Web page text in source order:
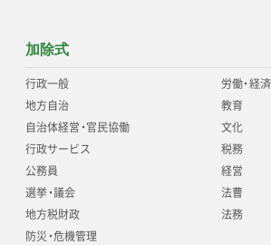
加除式
行政一般
地方自治
自治体経営・官民協働
行政サービス
公務員
選挙・議会
地方税財政
防災・危機管理
労働・経済
教育
文化
税務
経営
法曹
法務